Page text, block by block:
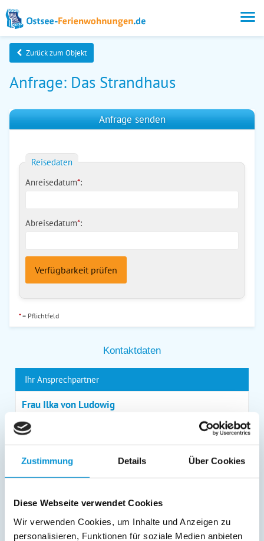
Zustimmung Details Über Cookies
Diese Webseite verwendet Cookies
Wir verwenden Cookies, um Inhalte und Anzeigen zu
personalisieren, Funktionen für soziale Medien anbieten
Zurück zum Objekt
Anfrage: Das Strandhaus
Anfrage senden
Reisedaten
Anreisedatum*:
Abreisedatum*:
Verfügbarkeit prüfen
*= Pflichtfeld
Kontaktdaten
Ihr Ansprechpartner
Frau Ilka von Ludowig
Telefon:
Telefax: 04562 - 223221
Haffkamp